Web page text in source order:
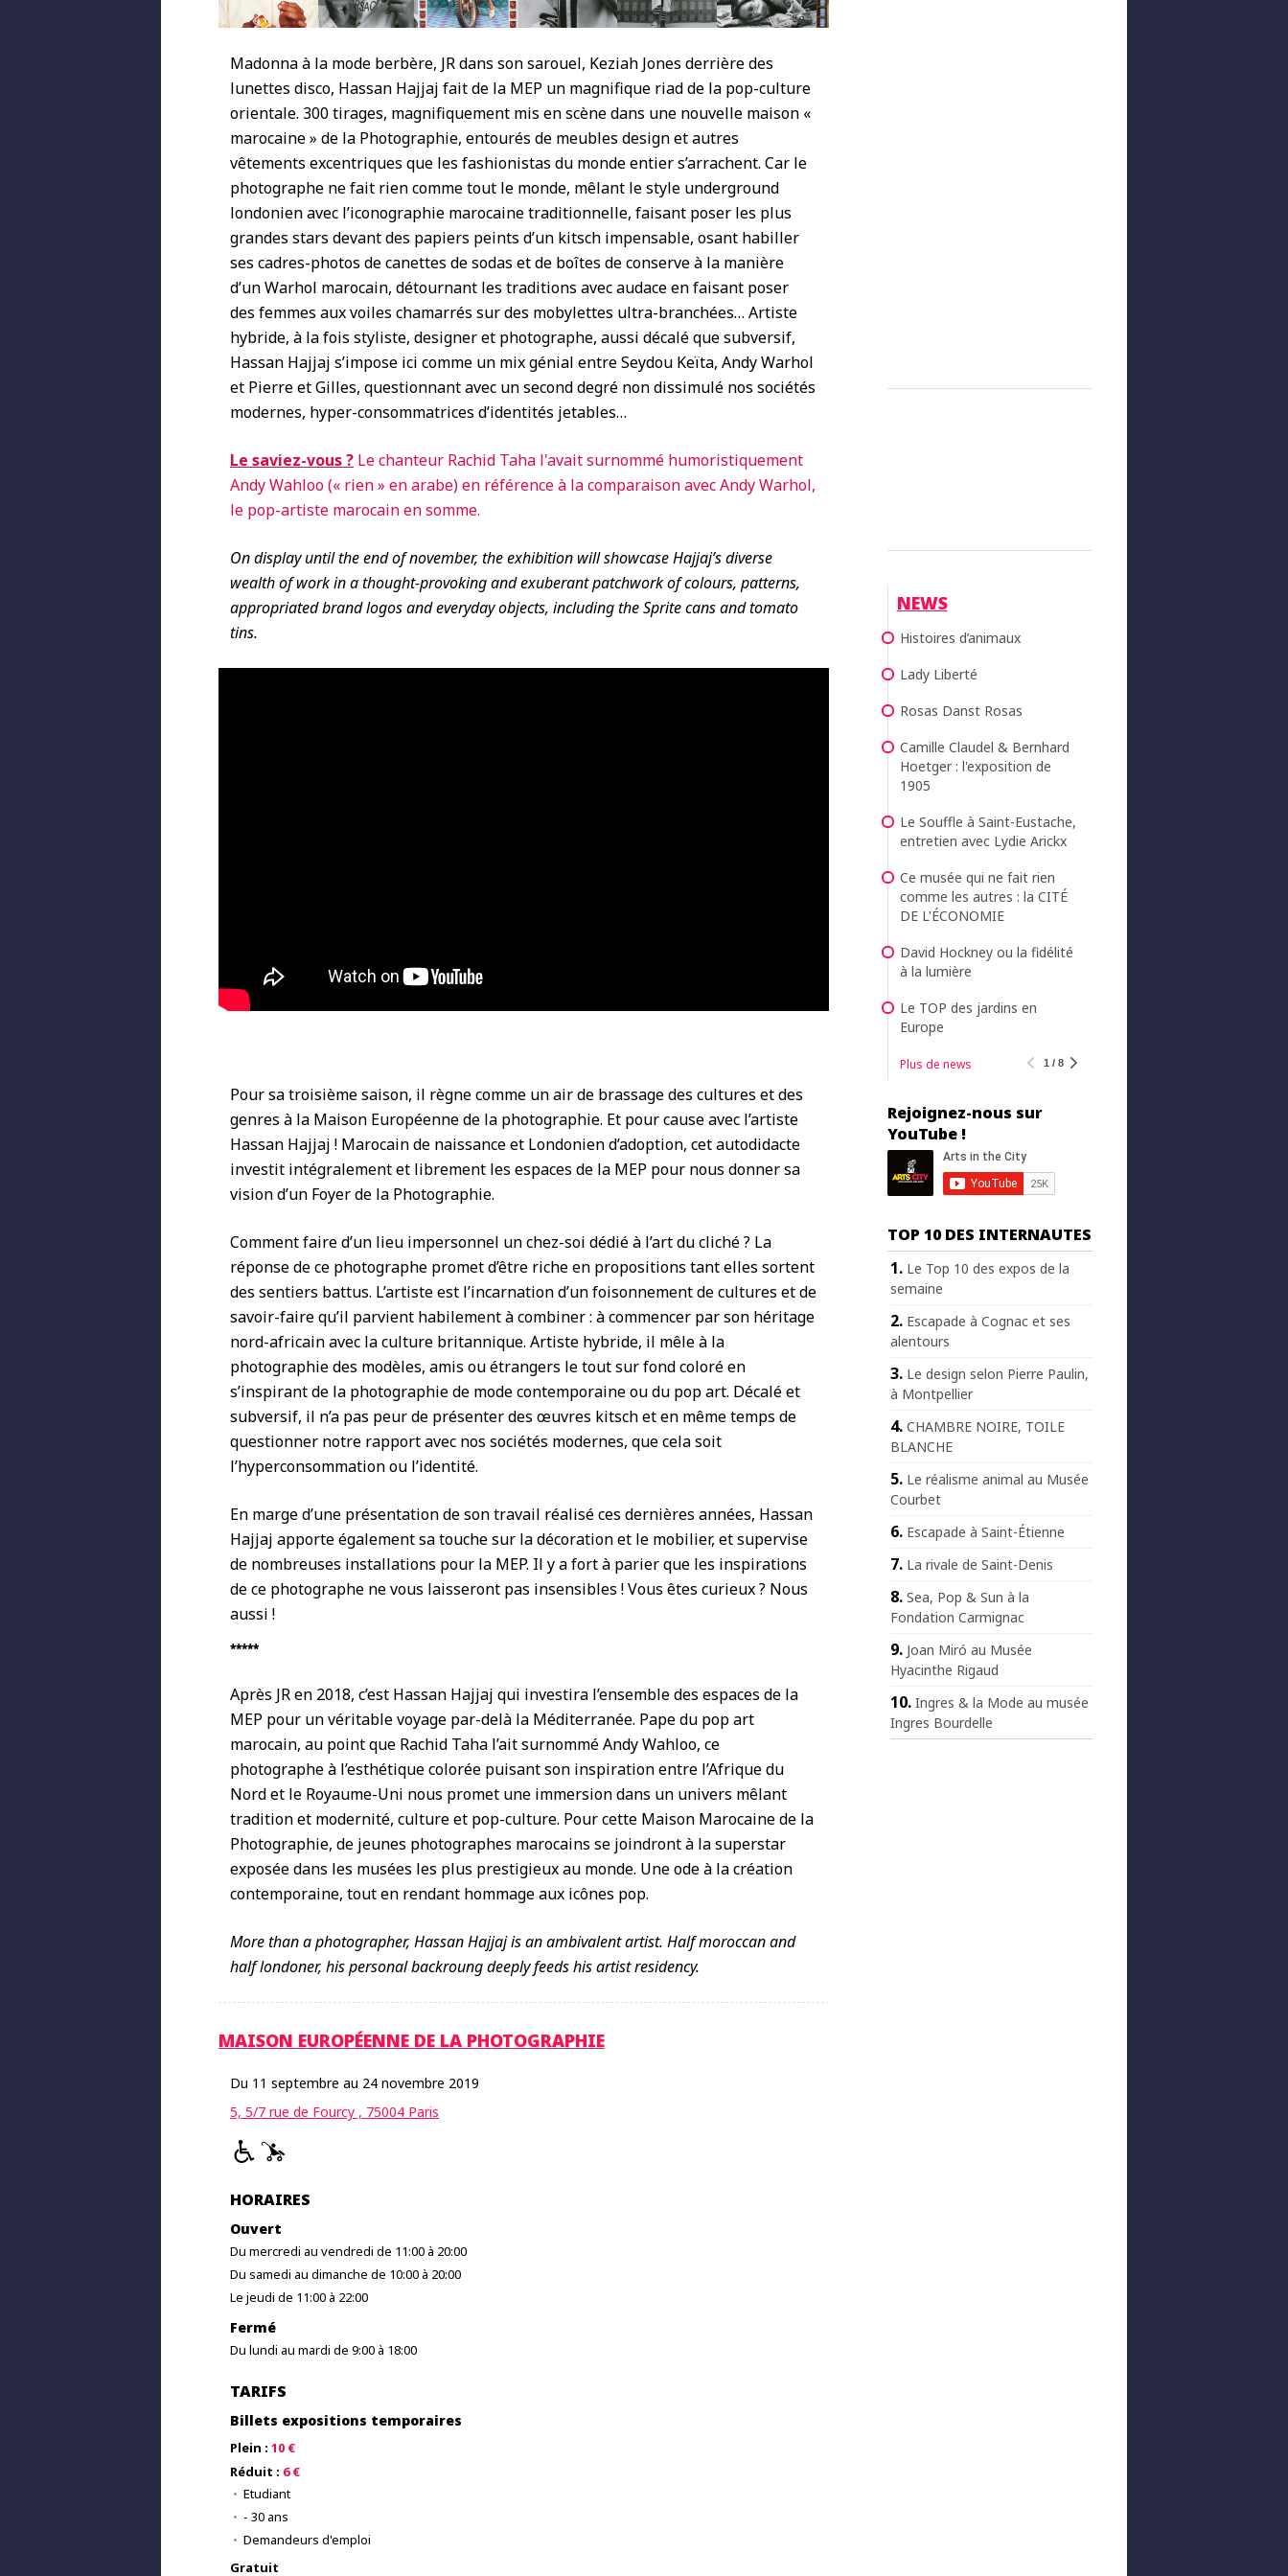
Madonna à la mode berbère, JR dans son sarouel, Keziah Jones derrière des
lunettes disco, Hassan Hajjaj fait de la MEP un magnifique riad de la pop-culture
orientale. 300 tirages, magnifiquement mis en scène dans une nouvelle maison «
marocaine » de la Photographie, entourés de meubles design et autres
vêtements excentriques que les fashionistas du monde entier s’arrachent. Car le
photographe ne fait rien comme tout le monde, mêlant le style underground
londonien avec l’iconographie marocaine traditionnelle, faisant poser les plus
grandes stars devant des papiers peints d’un kitsch impensable, osant habiller
ses cadres-photos de canettes de sodas et de boîtes de conserve à la manière
d’un Warhol marocain, détournant les traditions avec audace en faisant poser
des femmes aux voiles chamarrés sur des mobylettes ultra-branchées… Artiste
hybride, à la fois styliste, designer et photographe, aussi décalé que subversif,
Hassan Hajjaj s’impose ici comme un mix génial entre Seydou Keïta, Andy Warhol
et Pierre et Gilles, questionnant avec un second degré non dissimulé nos sociétés
modernes, hyper-consommatrices d’identités jetables…
Le saviez-vous ? Le chanteur Rachid Taha l'avait surnommé humoristiquement
Andy Wahloo (« rien » en arabe) en référence à la comparaison avec Andy Warhol,
le pop-artiste marocain en somme.
On display until the end of november, the exhibition will showcase Hajjaj’s diverse
wealth of work in a thought-provoking and exuberant patchwork of colours, patterns,
appropriated brand logos and everyday objects, including the Sprite cans and tomato
tins.
Pour sa troisième saison, il règne comme un air de brassage des cultures et des
genres à la Maison Européenne de la photographie. Et pour cause avec l’artiste
Hassan Hajjaj ! Marocain de naissance et Londonien d’adoption, cet autodidacte
investit intégralement et librement les espaces de la MEP pour nous donner sa
vision d’un Foyer de la Photographie.
Comment faire d’un lieu impersonnel un chez-soi dédié à l’art du cliché ? La
réponse de ce photographe promet d’être riche en propositions tant elles sortent
des sentiers battus. L’artiste est l’incarnation d’un foisonnement de cultures et de
savoir-faire qu’il parvient habilement à combiner : à commencer par son héritage
nord-africain avec la culture britannique. Artiste hybride, il mêle à la
photographie des modèles, amis ou étrangers le tout sur fond coloré en
s’inspirant de la photographie de mode contemporaine ou du pop art. Décalé et
subversif, il n’a pas peur de présenter des œuvres kitsch et en même temps de
questionner notre rapport avec nos sociétés modernes, que cela soit
l’hyperconsommation ou l’identité.
En marge d’une présentation de son travail réalisé ces dernières années, Hassan
Hajjaj apporte également sa touche sur la décoration et le mobilier, et supervise
de nombreuses installations pour la MEP. Il y a fort à parier que les inspirations
de ce photographe ne vous laisseront pas insensibles ! Vous êtes curieux ? Nous
aussi !
*****
Après JR en 2018, c’est Hassan Hajjaj qui investira l’ensemble des espaces de la
MEP pour un véritable voyage par-delà la Méditerranée. Pape du pop art
marocain, au point que Rachid Taha l’ait surnommé Andy Wahloo, ce
photographe à l’esthétique colorée puisant son inspiration entre l’Afrique du
Nord et le Royaume-Uni nous promet une immersion dans un univers mêlant
tradition et modernité, culture et pop-culture. Pour cette Maison Marocaine de la
Photographie, de jeunes photographes marocains se joindront à la superstar
exposée dans les musées les plus prestigieux au monde. Une ode à la création
contemporaine, tout en rendant hommage aux icônes pop.
More than a photographer, Hassan Hajjaj is an ambivalent artist. Half moroccan and
half londoner, his personal backroung deeply feeds his artist residency.
MAISON EUROPÉENNE DE LA PHOTOGRAPHIE
Du 11 septembre au 24 novembre 2019
5, 5/7 rue de Fourcy , 75004 Paris
HORAIRES
Ouvert
Du mercredi au vendredi de 11:00 à 20:00
Du samedi au dimanche de 10:00 à 20:00
Le jeudi de 11:00 à 22:00
Fermé
Du lundi au mardi de 9:00 à 18:00
TARIFS
Billets expositions temporaires
Plein : 10 €
Réduit : 6 €
Etudiant
- 30 ans
Demandeurs d'emploi
Gratuit
NEWS
Histoires d’animaux
Lady Liberté
Rosas Danst Rosas
Camille Claudel & Bernhard
Hoetger : l'exposition de
1905
Le Souffle à Saint-Eustache,
entretien avec Lydie Arickx
Ce musée qui ne fait rien
comme les autres : la CITÉ
DE L'ÉCONOMIE
David Hockney ou la fidélité
à la lumière
Le TOP des jardins en
Europe
Plus de news 1 / 8
Rejoignez-nous sur
YouTube !
TOP 10 DES INTERNAUTES
Le Top 10 des expos de la
semaine
Escapade à Cognac et ses
alentours
Le design selon Pierre Paulin,
à Montpellier
CHAMBRE NOIRE, TOILE
BLANCHE
Le réalisme animal au Musée
Courbet
Escapade à Saint-Étienne
La rivale de Saint-Denis
Sea, Pop & Sun à la
Fondation Carmignac
Joan Miró au Musée
Hyacinthe Rigaud
Ingres & la Mode au musée
Ingres Bourdelle